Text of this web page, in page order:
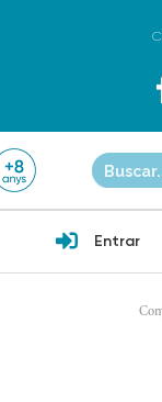
Entrar